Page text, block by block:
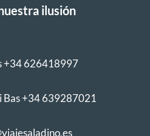
ilusión
+34 626418997
Bas +34 639287021